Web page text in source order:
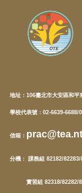
地址： 106臺北市大安區和
學校代表號：02-6639-6688/
信箱 ：
分機 ： 課務組 82182/
實習組 82318/82282/